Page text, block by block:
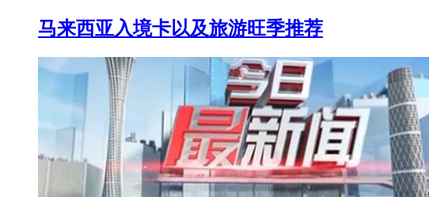
马来西亚入境卡以及旅游旺季推荐